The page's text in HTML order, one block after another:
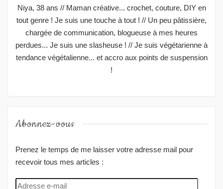
Niya, 38 ans // Maman créative... crochet, couture, DIY en
tout genre ! Je suis une touche à tout ! // Un peu pâtissière,
chargée de communication, blogueuse à mes heures
perdues... Je suis une slasheuse ! // Je suis végétarienne à
tendance végétalienne... et accro aux points de suspension
!
Abonnez-vous
Prenez le temps de me laisser votre adresse mail pour
recevoir tous mes articles :
Adresse